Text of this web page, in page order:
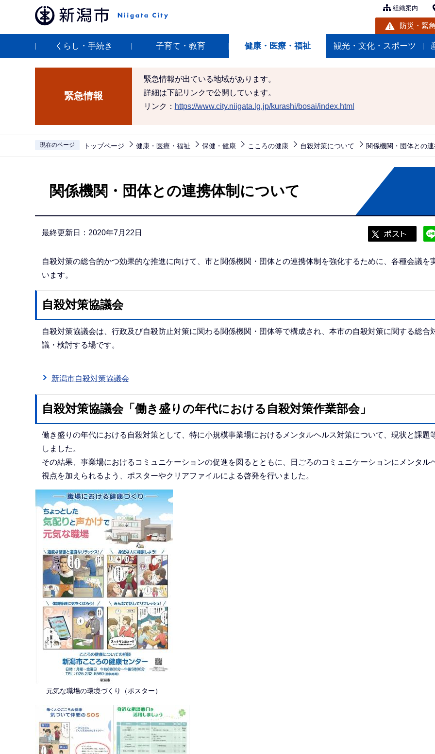
ペ
組織案内
防災・緊
くらし・手続き 子育て・教育 健康・医療・福祉 観光・文化・スポーツ
緊急情報
緊急情報が出ている地域があります。
詳細は下記リンクで公開しています。
リンク： https://www.city.niigata.lg.jp/kurashi/bosai/index.html
現在のページ トップページ 健康・医療・福祉 保健・健康 こころの健康 自殺対策について 関係機関・団体との
関係機関・団体との連携体制について
最終更新日：2020年7月22日
自殺対策の総合的かつ効果的な推進に向けて、市と関係機関・団体との連携体制を強化するために、各種会議を
います。
自殺対策協議会
自殺対策協議会は、行政及び自殺防止対策に関わる関係機関・団体等で構成され、本市の自殺対策に関する総合
議・検討する場です。
新潟市自殺対策協議会
自殺対策協議会「働き盛りの年代における自殺対策作業部会」
働き盛りの年代における自殺対策として、特に小規模事業場におけるメンタルヘルス対策について、現状と課題
しました。
その結果、事業場におけるコミュニケーションの促進を図るとともに、日ごろのコミュニケーションにメンタル
視点を加えられるよう、ポスターやクリアファイルによる啓発を行いました。
元気な職場の環境づくり（ポスター）